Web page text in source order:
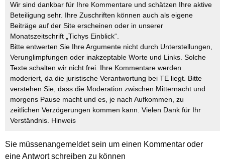
Wir sind dankbar für Ihre Kommentare und schätzen Ihre aktive
Beteiligung sehr. Ihre Zuschriften können auch als eigene
Beiträge auf der Site erscheinen oder in unserer
Monatszeitschrift „Tichys Einblick“.
Bitte entwerten Sie Ihre Argumente nicht durch Unterstellungen,
Verunglimpfungen oder inakzeptable Worte und Links. Solche
Texte schalten wir nicht frei. Ihre Kommentare werden
moderiert, da die juristische Verantwortung bei TE liegt. Bitte
verstehen Sie, dass die Moderation zwischen Mitternacht und
morgens Pause macht und es, je nach Aufkommen, zu
zeitlichen Verzögerungen kommen kann. Vielen Dank für Ihr
Verständnis. Hinweis
Sie müssenangemeldetsein um einen Kommentar oder
eine Antwort schreiben zu können